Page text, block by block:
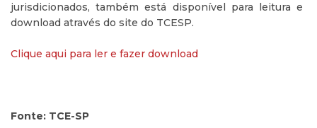
jurisdicionados, também está disponível para leitura e
download através do site do TCESP.
Clique aqui para ler e fazer download
Fonte: TCE-SP